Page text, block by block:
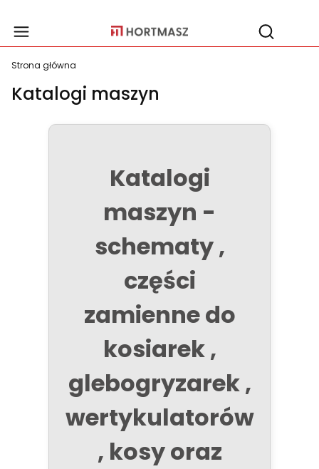
Otwórz
Strona główna
Katalogi maszyn
Katalogi
maszyn -
schematy ,
części
zamienne do
kosiarek ,
glebogryzarek ,
wertykulatorów
, kosy oraz